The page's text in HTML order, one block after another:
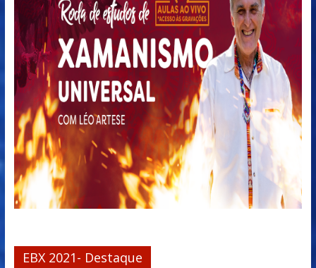
EBX 2021- Destaque